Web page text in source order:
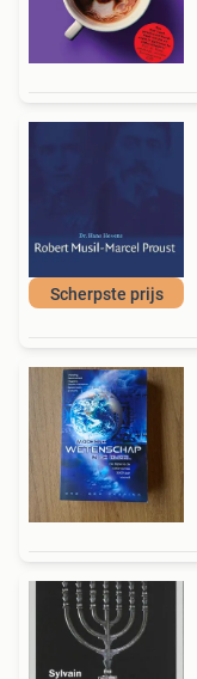
Scherpste prijs